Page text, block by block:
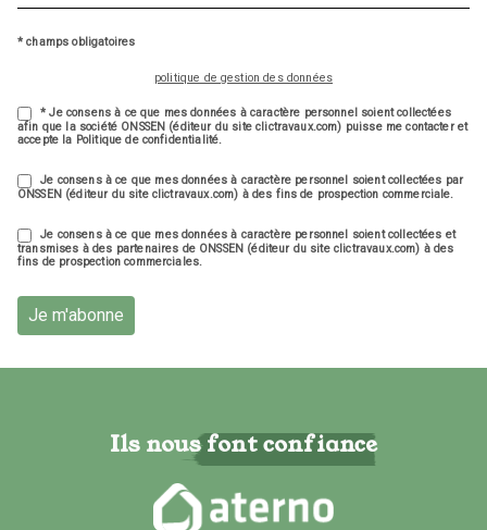
* champs obligatoires
politique de gestion des données
* Je consens à ce que mes données à caractère personnel soient collectées
afin que la société ONSSEN (éditeur du site clictravaux.com) puisse me contacter et
accepte la Politique de confidentialité.
Je consens à ce que mes données à caractère personnel soient collectées par
ONSSEN (éditeur du site clictravaux.com) à des fins de prospection commerciale.
Je consens à ce que mes données à caractère personnel soient collectées et
transmises à des partenaires de ONSSEN (éditeur du site clictravaux.com) à des
fins de prospection commerciales.
Je m'abonne
Ils nous font confiance